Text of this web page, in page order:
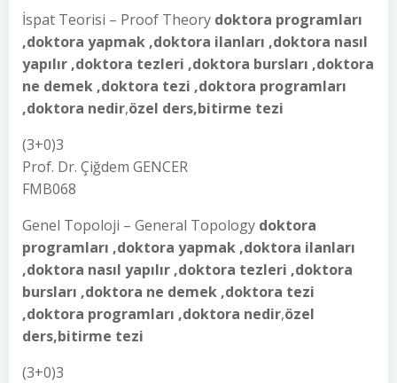
İspat Teorisi – Proof Theory doktora programları
,doktora yapmak ,doktora ilanları ,doktora nasıl
yapılır ,doktora tezleri ,doktora bursları ,doktora
ne demek ,doktora tezi ,doktora programları
,doktora nedir,özel ders,bitirme tezi
(3+0)3
Prof. Dr. Çiğdem GENCER
FMB068
Genel Topoloji – General Topology doktora
programları ,doktora yapmak ,doktora ilanları
,doktora nasıl yapılır ,doktora tezleri ,doktora
bursları ,doktora ne demek ,doktora tezi
,doktora programları ,doktora nedir,özel
ders,bitirme tezi
(3+0)3